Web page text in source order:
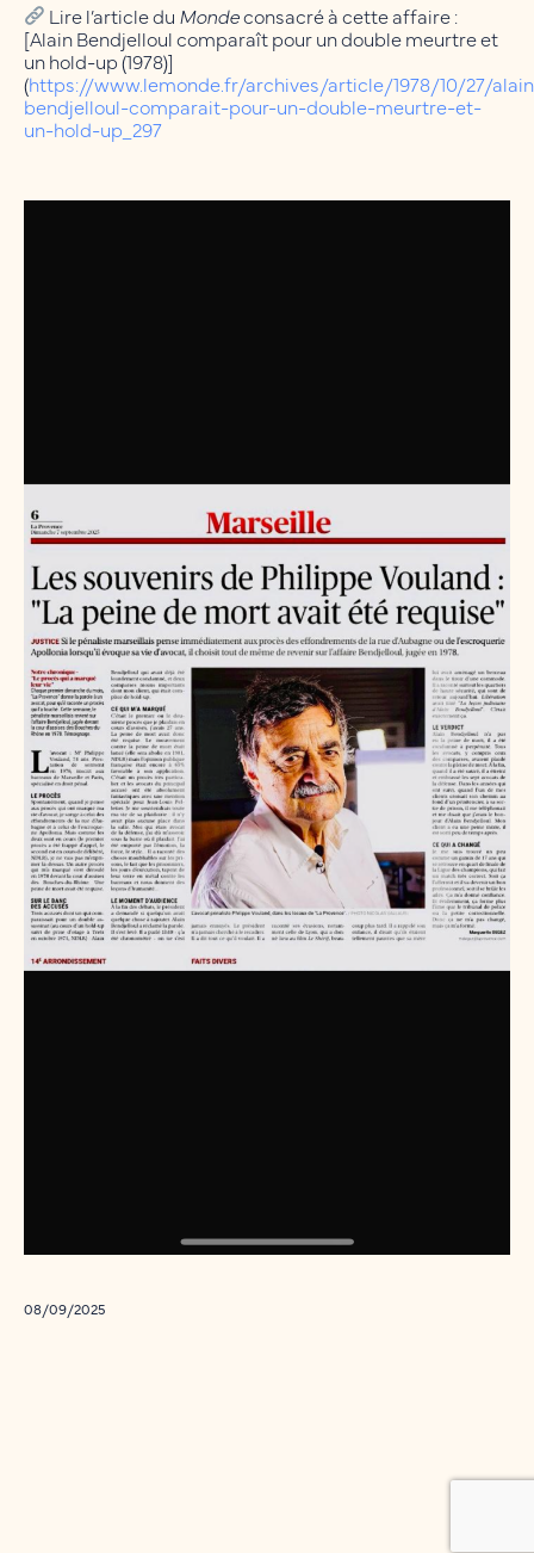
Lire l’article du Mondeconsacré à cette affaire :
[Alain Bendjelloul comparaît pour un double meurtre et
un hold-up (1978)]
(https://www.lemonde.fr/archives/article/1978/10/27/
bendjelloul-comparait-pour-un-double-meurtre-et-
un-hold-up_297
08/09/2025